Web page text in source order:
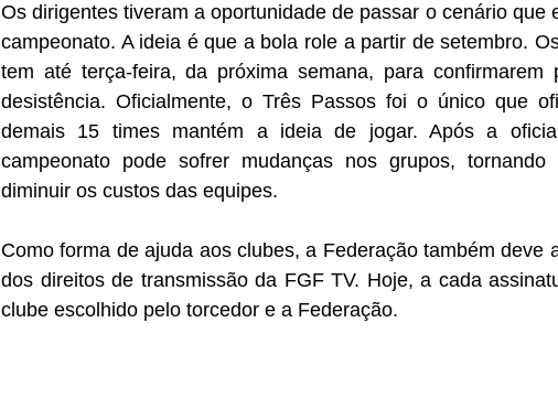
Os dirigentes tiveram a oportunidade de passar o cenário que
campeonato. A ideia é que a bola role a partir de setembro.
tem até terça-feira, da próxima semana, para confirmarem
desistência. Oficialmente, o Três Passos foi o único que
demais 15 times mantém a ideia de jogar. Após a
campeonato pode sofrer mudanças nos grupos,
diminuir os custos das equipes.
Como forma de ajuda aos clubes, a Federação também deve
dos direitos de transmissão da FGF TV. Hoje, a cada
clube escolhido pelo torcedor e a Federação.